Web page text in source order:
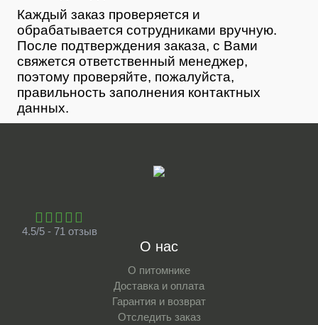
Каждый заказ проверяется и
обрабатывается сотрудниками вручную.
После подтверждения заказа, с Вами
свяжется ответственный менеджер,
поэтому проверяйте, пожалуйста,
правильность заполнения контактных
данных.
4.5/5 - 71 отзыв
О нас
О питомнике
Доставка и оплата
Гарантия и возврат
Отследить заказ